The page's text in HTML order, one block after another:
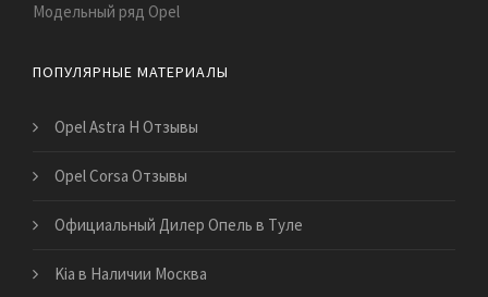
Модельный ряд Opel
ПОПУЛЯРНЫЕ МАТЕРИАЛЫ
Opel Astra H Отзывы
Opel Corsa Отзывы
Официальный Дилер Опель в Туле
Kia в Наличии Москва